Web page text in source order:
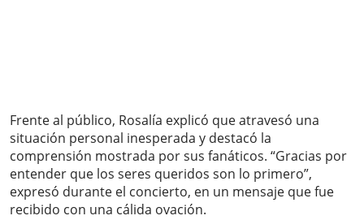
Frente al público, Rosalía explicó que atravesó una
situación personal inesperada y destacó la
comprensión mostrada por sus fanáticos. “Gracias por
entender que los seres queridos son lo primero”,
expresó durante el concierto, en un mensaje que fue
recibido con una cálida ovación.